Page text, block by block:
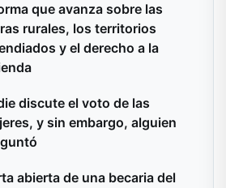
que avanza sobre las
rurales, los territorios
y el derecho a la
discute el voto de las
y sin embargo, alguien
abierta de una becaria del